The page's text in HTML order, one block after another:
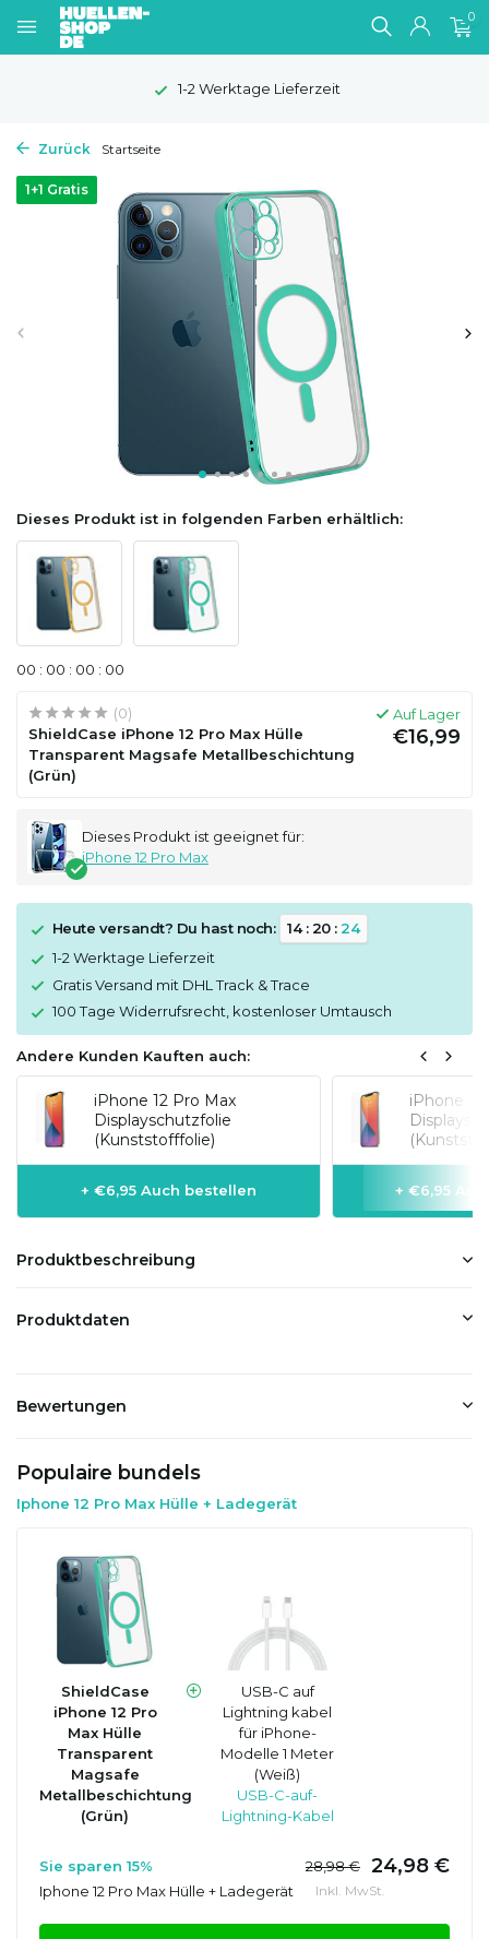
0
1-2 Werktage Lieferzeit
Zurück Startseite
1+1 Gratis
Dieses Produkt ist in folgenden Farben erhältlich:
00 : 00 : 00 : 00
(0)
ShieldCase iPhone 12 Pro Max Hülle
Transparent Magsafe Metallbeschichtung
(Grün)
Auf Lager
€16,99
Dieses Produkt ist geeignet für:
iPhone 12 Pro Max
Heute versandt? Du hast noch: 14:20: 24
1-2 Werktage Lieferzeit
Gratis Versand mit DHL Track & Trace
100 Tage Widerrufsrecht, kostenloser Umtausch
Andere Kunden Kauften auch:
iPhone 12 Pro Max
Displayschutzfolie
(Kunststofffolie)
+ €6,95 Auch bestellen
iPhone
+ €6,95
Produktbeschreibung
Produktdaten
Bewertungen
Populaire bundels
Iphone 12 Pro Max Hülle + Ladegerät
ShieldCase
iPhone 12 Pro
Max Hülle
Transparent
Magsafe
Metallbeschichtung
(Grün)
USB-C auf
Lightning kabel
für iPhone-
Modelle 1 Meter
(Weiß)
USB-C-auf-
Lightning-Kabel
Sie sparen 15% 28,98 € 24,98 €
Iphone 12 Pro Max Hülle + Ladegerät Inkl. MwSt.